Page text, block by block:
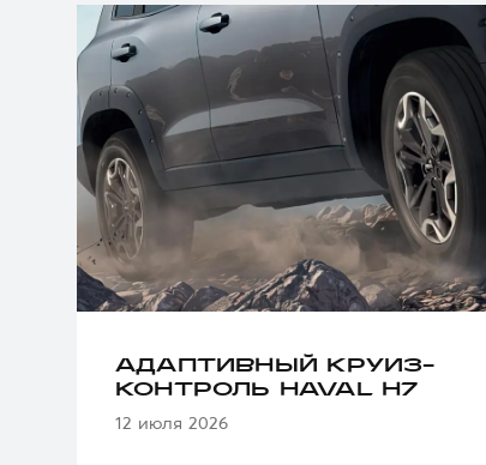
АДАПТИВНЫЙ КРУИЗ-
КОНТРОЛЬ HAVAL H7
12 июля 2026